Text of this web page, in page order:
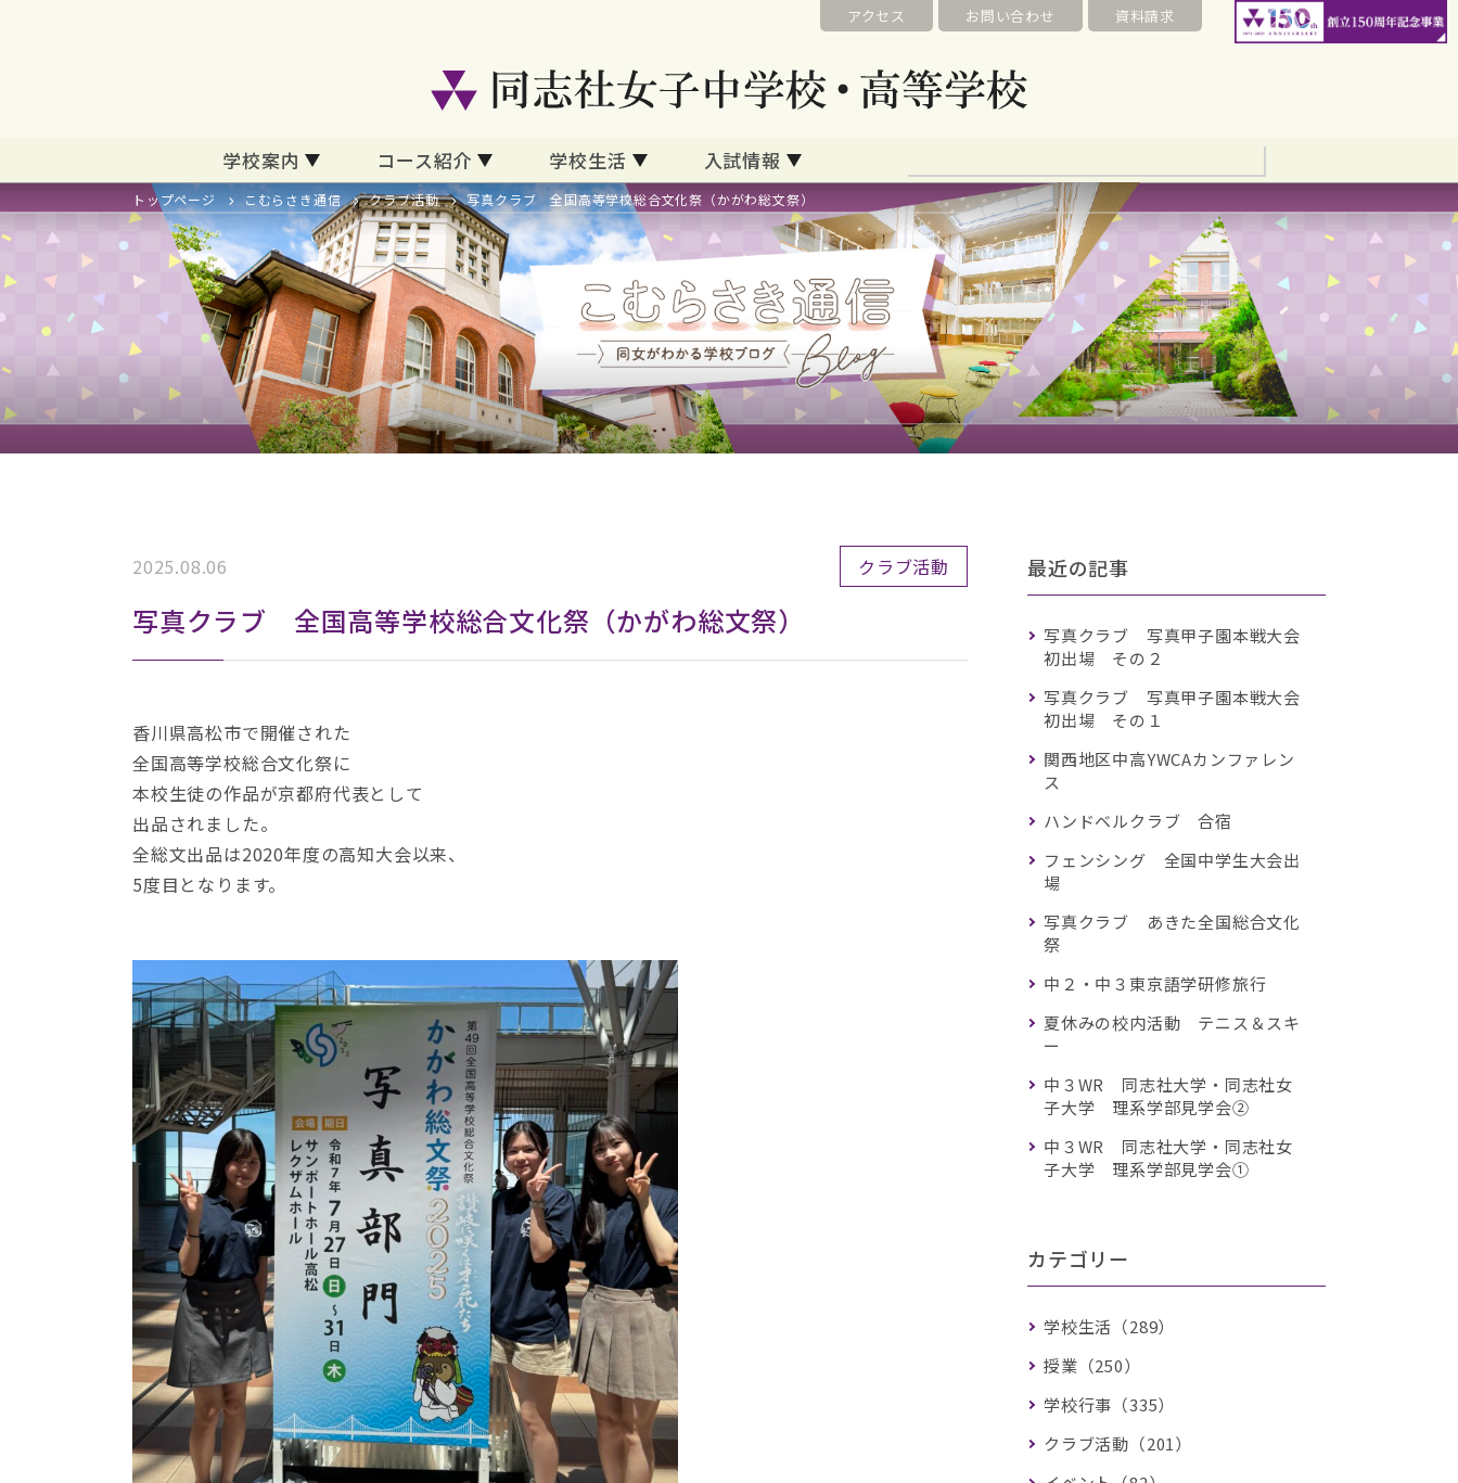
アクセス お問い合わせ 資料請求
学校案内 コース紹介 学校生活 入試情報
トップページ こむらさき通信 クラブ活動 写真クラブ 全国高等学校総合文化祭（かがわ総文祭）
2025.08.06 クラブ活動
写真クラブ 全国高等学校総合文化祭（かがわ総文祭）
香川県高松市で開催された
全国高等学校総合文化祭に
本校生徒の作品が京都府代表として
出品されました。
全総文出品は2020年度の高知大会以来、
5度目となります。
最近の記事
写真クラブ 写真甲子園本戦大会
初出場 その２
写真クラブ 写真甲子園本戦大会
初出場 その１
関西地区中高YWCAカンファレン
ス
ハンドベルクラブ 合宿
フェンシング 全国中学生大会出
場
写真クラブ あきた全国総合文化
祭
中２・中３東京語学研修旅行
夏休みの校内活動 テニス＆スキ
ー
中３WR 同志社大学・同志社女
子大学 理系学部見学会②
中３WR 同志社大学・同志社女
子大学 理系学部見学会①
カテゴリー
学校生活（289）
授業（250）
学校行事（335）
クラブ活動（201）